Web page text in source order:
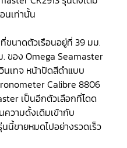
นเท่านั้น
ขนาดตัวเรือนอยู่ที่ 39 มม.
ของ Omega Seamaster
เทจ หน้าปัดสีดำแบบ
Calibre 8806
เป็นอีกตัวเลือกที่โดด
ความดั้งเดิมเข้ากับ
นี้ขายหมดไปอย่างรวดเร็ว